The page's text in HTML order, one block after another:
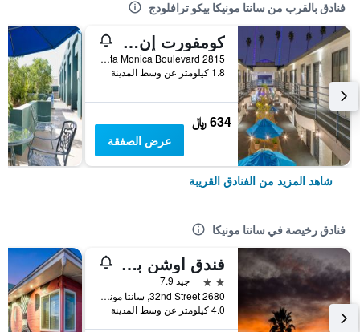
فنادق بالقرب من سانتا مونيكا بيكو ترافلودج
كومفورت إن سانتا مونيكا - ويست لوس أنجلوس
2815 Santa Monica Boulevard, سانتا مونيكا, CA, الولايات المتحدة الأميريكية
1.8 كيلومتر عن وسط المدينة
634 ﷼
عرض الصفقة
شاهد المزيد من الفنادق القريبة
فنادق رخيصة في سانتا مونيكا
فندق اوشن بارك
2 نجمتين
جيد 7.9
2680 32nd Street, سانتا مونيكا, CA, الولايات المتحدة الأميريكية
4.0 كيلومتر عن وسط المدينة